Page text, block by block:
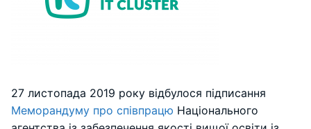
27 листопада 2019 року відбулося підписання
Меморандуму про співпрацю Національного